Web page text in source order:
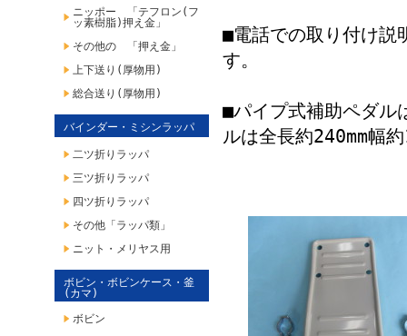
ニッポー 「テフロン(フ
ッ素樹脂)押え金」
その他の 「押え金」
上下送り(厚物用)
総合送り(厚物用)
バインダー・ミシンラッパ
二ツ折りラッパ
三ツ折りラッパ
四ツ折りラッパ
その他「ラッパ類」
ニット・メリヤス用
ボビン・ボビンケース・釜
(カマ)
ボビン
■電話での取り付け説
す。
■パイプ式補助ペダル
ルは全長約240mm幅